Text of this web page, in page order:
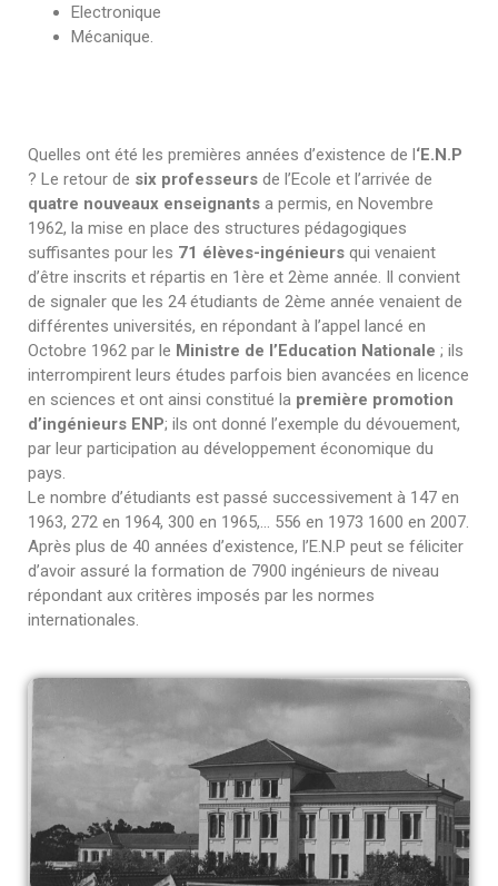
Electronique
Mécanique.
Quelles ont été les premières années d’existence de l‘E.N.P
? Le retour de six professeurs de l’Ecole et l’arrivée de
quatre nouveaux enseignants a permis, en Novembre
1962, la mise en place des structures pédagogiques
suffisantes pour les 71 élèves-ingénieurs qui venaient
d’être inscrits et répartis en 1ère et 2ème année. Il convient
de signaler que les 24 étudiants de 2ème année venaient de
différentes universités, en répondant à l’appel lancé en
Octobre 1962 par le Ministre de l’Education Nationale ; ils
interrompirent leurs études parfois bien avancées en licence
en sciences et ont ainsi constitué la première promotion
d’ingénieurs ENP; ils ont donné l’exemple du dévouement,
par leur participation au développement économique du
pays.
Le nombre d’étudiants est passé successivement à 147 en
1963, 272 en 1964, 300 en 1965,… 556 en 1973 1600 en 2007.
Après plus de 40 années d’existence, l’E.N.P peut se féliciter
d’avoir assuré la formation de 7900 ingénieurs de niveau
répondant aux critères imposés par les normes
internationales.